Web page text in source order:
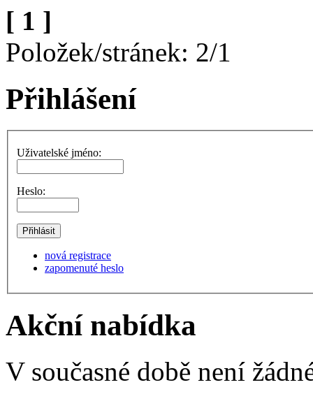
[ 1 ]
Položek/stránek: 2/1
Přihlášení
Uživatelské jméno:
Heslo:
nová registrace
zapomenuté heslo
Akční nabídka
V současné době není